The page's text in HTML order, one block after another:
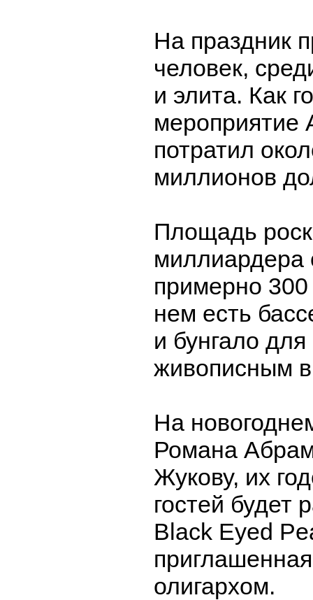
На праздник
человек,
и элита. Как
мероприятие
потратил
миллионов
Площадь
миллиардера
примерно
нем есть
и бунгало для
живописным
На
Романа
Жукову, их
гостей будет
Black Eyed
олигархом.